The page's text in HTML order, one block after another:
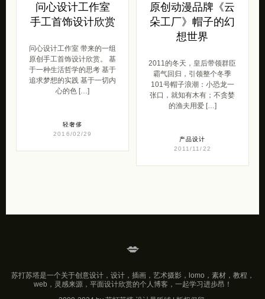
问心设计工作室
手工首饰设计欣赏
问心设计工作室 带来的一组
原创手工首饰设计欣赏。 基
于一种生活哲学的思考 基于
追求梦想的实践 基于一切内
心的色 […]
轻奢侈
2016/02/29
原创动漫品牌《云
朵工厂》帽子的幻
想世界
2011的冬天，皇后带领群臣
霸气回归，引领整个冬季
101号帽子浪潮：小恐龙一
张口，就知有木有；不贪婪
的渔夫用爱 […]
产品设计
2011/11/22
💋
苏打苏塔是一个关于创意设计，设计，插画，艺术摄影，lomo，素材，教程，
web，灵感来源，平面设计欣赏的个人博客，一起学习进步昂！